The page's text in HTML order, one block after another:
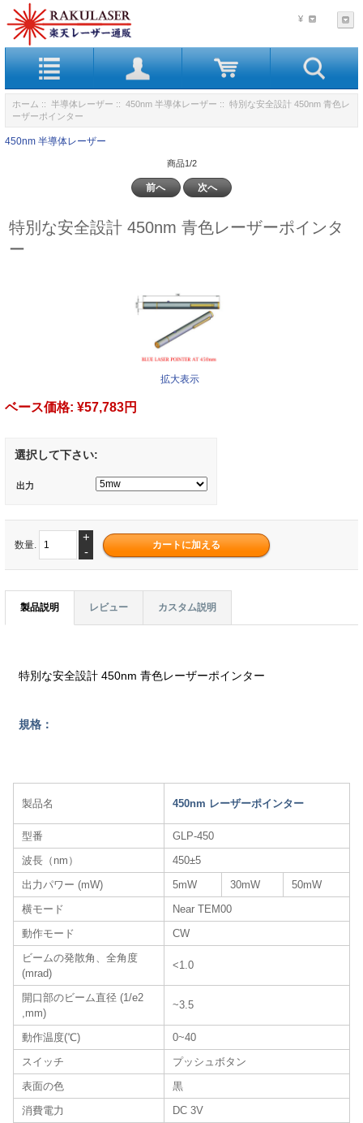
¥
ホーム :: 半導体レーザー :: 450nm 半導体レーザー :: 特別な安全設計 450nm 青色レ
ーザーポインター
450nm 半導体レーザー
商品1/2
前へ 次へ
特別な安全設計 450nm 青色レーザーポインタ
ー
拡大表示
ベース価格: ¥57,783円
選択して下さい:
出力
数量.
+
-
製品説明 レビュー カスタム説明
特別な安全設計 450nm 青色レーザーポインター
規格：
製品名 450nm レーザーポインター
型番
GLP-450
波長（nm）
450±5
出力パワー (mW)
5mW 30mW
50mW
横モード
Near TEM00
動作モード
CW
ビームの発散角、全角度
(mrad)
<1.0
開口部のビーム直径 (1/e2
,mm)
~3.5
動作温度(℃)
0~40
スイッチ
プッシュボタン
表面の色
黒
消費電力
DC 3V